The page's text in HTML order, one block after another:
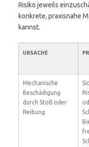
Risiko jeweils
konkrete, praxisnahe
kannst.
URSACHE
Mechanische
Beschädigung
durch Stoß oder
Reibung